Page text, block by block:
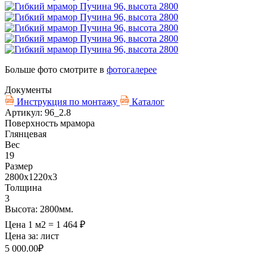
Больше фото смотрите в фотогалерее
Документы
Инструкция по монтажу
Каталог
Артикул: 96_2.8
Поверхность мрамора
Глянцевая
Вес
19
Размер
2800х1220х3
Толщина
3
Высота: 2800мм.
Цена 1 м2 = 1 464 ₽
Цена за: лист
5 000.00₽